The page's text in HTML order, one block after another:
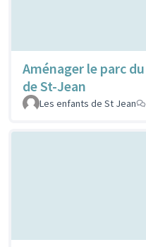
Aménager le parc
de St-Jean
Les enfants de St Jean